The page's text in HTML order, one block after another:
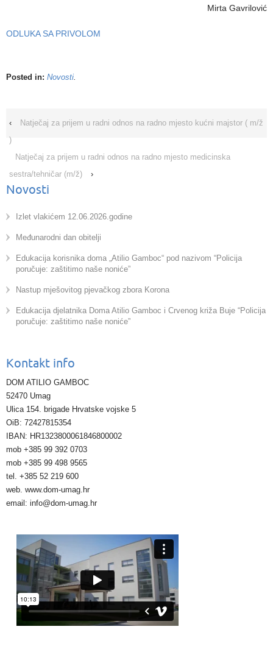
Mirta Gavrilović
ODLUKA SA PRIVOLOM
Posted in: Novosti
‹
Natječaj za prijem u radni odnos na radno mjesto kućni majstor ( m/ž
)
Natječaj za prijem u radni odnos na radno mjesto medicinska
sestra/tehničar (m/ž)
›
Novosti
Izlet vlakićem 12.06.2026.godine
Međunarodni dan obitelji
Edukacija korisnika doma „Atilio Gamboc“ pod nazivom “Policija
poručuje: zaštitimo naše noniće”
Nastup mješovitog pjevačkog zbora Korona
Edukacija djelatnika Doma Atilio Gamboc i Crvenog križa Buje “Policija
poručuje: zaštitimo naše noniće”
Kontakt info
DOM ATILIO GAMBOC
52470 Umag
Ulica 154. brigade Hrvatske vojske 5
OiB: 72427815354
IBAN: HR1323800061846800002
mob +385 99 392 0703
mob +385 99 498 9565
tel. +385 52 219 600
web. www.dom-umag.hr
email: info@dom-umag.hr